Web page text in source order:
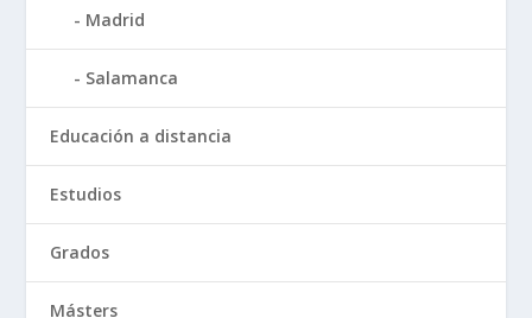
Madrid
Salamanca
Educación a distancia
Estudios
Grados
Másters